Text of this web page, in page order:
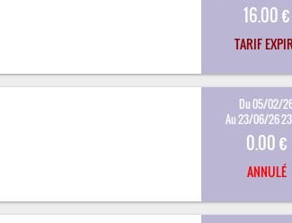
16.00 €
TARIF
Du 05/02/
Au 23/06/26
0.00 €
ANNULÉ